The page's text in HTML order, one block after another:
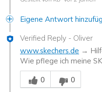
Eigene Antwort
Verified Reply - Oliver
www.skechers.de →
Wie pflege ich meine
Mitarbeiter-Gutachter
0
0